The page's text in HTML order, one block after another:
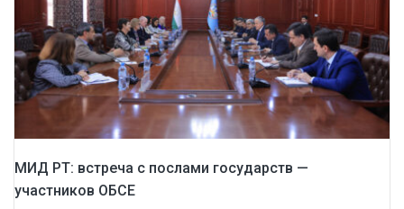
МИД РТ: встреча с послами государств —
участников ОБСЕ